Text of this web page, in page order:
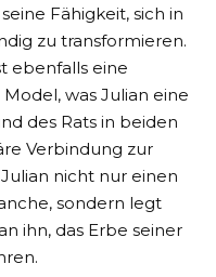
Fähigkeit, sich in
zu transformieren.
ebenfalls eine
was Julian eine
des Rats in beiden
Verbindung zur
nicht nur einen
sondern legt
ihn, das Erbe seiner